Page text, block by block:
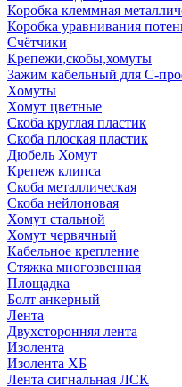
Коробка клеммная
Коробка уравнивания
Счётчики
Крепежи,скобы,хомуты
Зажим кабельный для С-
Хомуты
Хомут цветные
Скоба круглая пластик
Скоба плоская пластик
Дюбель Хомут
Крепеж клипса
Скоба металлическая
Скоба нейлоновая
Хомут стальной
Хомут червячный
Кабельное крепление
Стяжка многозвенная
Площадка
Болт анкерный
Лента
Двухсторонняя лента
Изолента
Изолента ХБ
Лента сигнальная ЛСК